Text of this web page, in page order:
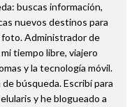
buscas información,
nuevos destinos para
foto. Administrador de
tiempo libre, viajero
y la tecnología móvil.
búsqueda. Escribí para
y he blogueado a